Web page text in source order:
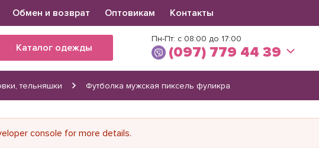
Обмен и возврат Оптовикам Контакты
Пн-Пт: с 08:00 до 17:00
(097) 779 44 39
Виктория
(066) 560 34 03
Каталог одежды
тельняшки Футболка мужская пиксель фуликра
console for more details.